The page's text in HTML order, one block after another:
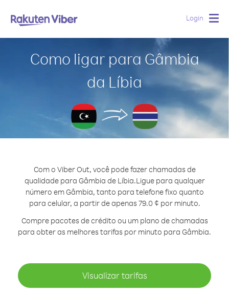
Login
Como ligar para Gâmbia
da Líbia
Com o Viber Out, você pode fazer chamadas de
qualidade para Gâmbia de Líbia.Ligue para qualquer
número em Gâmbia, tanto para telefone fixo quanto
para celular, a partir de apenas 79.0 ¢ por minuto.
Compre pacotes de crédito ou um plano de chamadas
para obter as melhores tarifas por minuto para Gâmbia.
Visualizar tarifas